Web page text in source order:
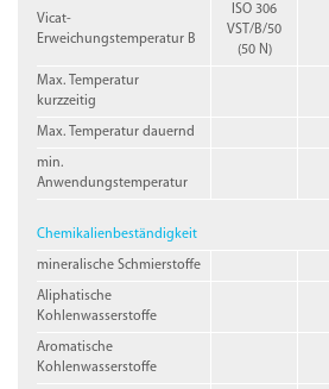
Vicat-
Erweichungstemperatur B
ISO 306
VST/B/50
(50 N)
Max. Temperatur
kurzzeitig
Max. Temperatur dauernd
min.
Anwendungstemperatur
Chemikalienbeständigkeit
mineralische Schmierstoffe
Aliphatische
Kohlenwasserstoffe
Aromatische
Kohlenwasserstoffe